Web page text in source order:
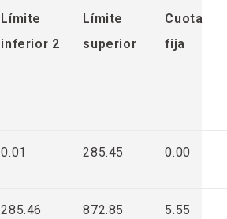
Límite
inferior 2
Límite
superior
Cuota
fija
0.01 285.45 0.00
285.46 872.85 5.55